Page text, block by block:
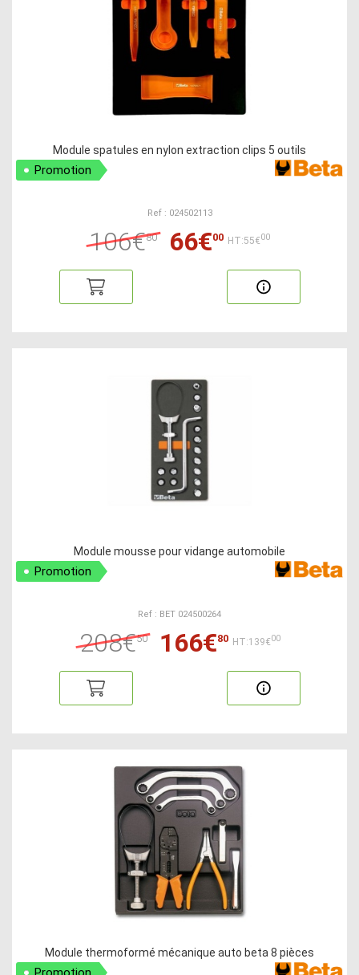
Module spatules en nylon extraction clips 5 outils
Promotion
Ref : 024502113
106€80 66€00 HT:55€00
Module mousse pour vidange automobile
Promotion
Ref : BET 024500264
208€50 166€80 HT:139€00
Module thermoformé mécanique auto beta 8 pièces